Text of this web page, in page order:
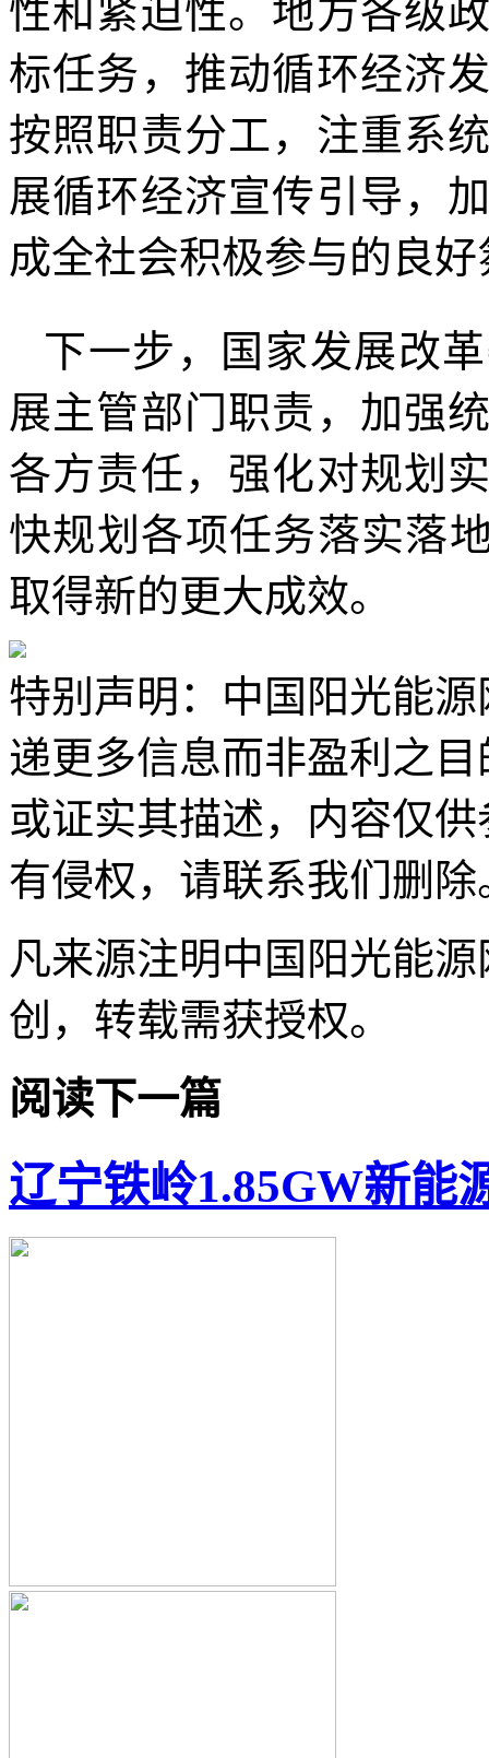
性和紧迫性。地方各级
标任务，推动循环经济
按照职责分工，注重系
展循环经济宣传引导，
成全社会积极参与的良
下一步，国家发展改
展主管部门职责，加强
各方责任，强化对规划
快规划各项任务落实落
取得新的更大成效。
特别声明：中国阳光能
递更多信息而非盈利之
或证实其描述，内容仅
有侵权，请联系我们删除
凡来源注明中国阳光能
创，转载需获授权。
阅读下一篇
辽宁铁岭1.85GW新能